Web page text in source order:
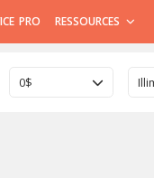
PRO RESSOURCES
0$